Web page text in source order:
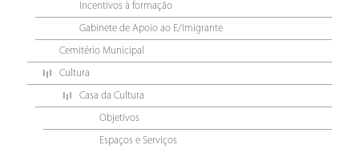
Incentivos à formação
Gabinete de Apoio ao E/Imigrante
Cemitério Municipal
Cultura
Casa da Cultura
Objetivos
Espaços e Serviços